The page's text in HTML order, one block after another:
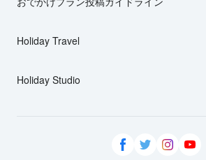
Holiday Travel
Holiday Studio